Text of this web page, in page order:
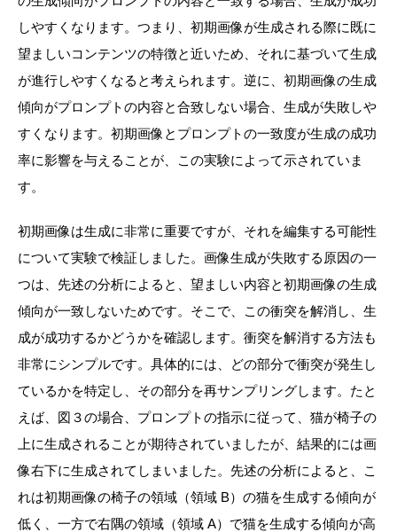
しやすくなります。つまり、初期画像が生成される際に既に
望ましいコンテンツの特徴と近いため、それに基づいて生成
が進行しやすくなると考えられます。逆に、初期画像の生成
傾向がプロンプトの内容と合致しない場合、生成が失敗しや
すくなります。初期画像とプロンプトの一致度が生成の成功
率に影響を与えることが、この実験によって示されていま
す。
初期画像は生成に非常に重要ですが、それを編集する可能性
について実験で検証しました 。画像生成が失敗する原因の一
つは、先述の分析によると、望ましい内容と初期画像の生成
傾向が一致しないためです。そこで、この衝突を解消し、生
成が成功するかどうかを確認します。衝突を解消する方法も
非常にシンプルです。具体的には、どの部分で衝突が発生し
ているかを特定し、その部分を再サンプリングします。たと
えば、図３の場合、プロンプトの指示に従って、猫が椅子の
上に生成されることが期待されていましたが、結果的には画
像右下に生成されてしまいました。先述の分析によると、こ
れは初期画像の椅子の領域（領域 B）の猫を生成する傾向が
低く、一方で右隅の領域（領域 A）で猫を生成する傾向が高